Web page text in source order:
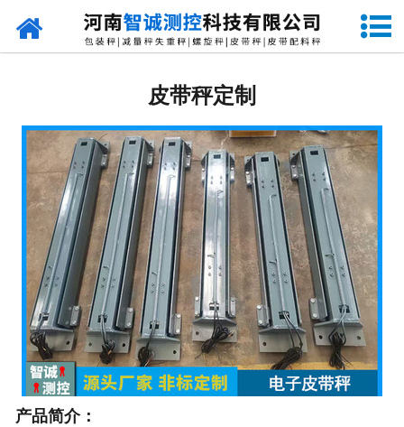
网站首页
- DCS-D系列单斗颗粒包装秤
- DCS-SP系列粉粒两用双斗包装秤
- DCS-DP系列粉粒两用单斗包装秤
- DCS-L系列粉状包装秤
- DCS-S系列无斗定量包装秤
- DCS-X系列振动小包装秤
皮带秤定制
产品简介：